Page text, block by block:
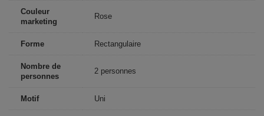
Couleur
marketing
Rose
Forme Rectangulaire
Nombre de
personnes
2 personnes
Motif Uni